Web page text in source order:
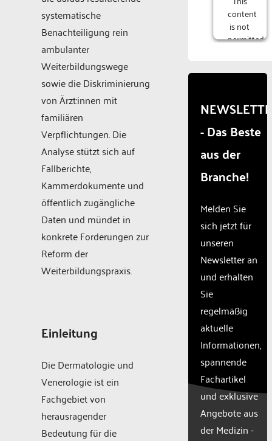
systematische
Benachteiligung rein
ambulanter
Weiterbildungswege
sowie die Diskriminierung
von Ärzt:innen mit
familiären
Verpflichtungen. Die
Analyse stützt sich auf
Fallberichte,
Kammerdokumente und
öffentlich zugängliche
Daten und mündet in
konkrete Forderungen zur
Reform der
Weiterbildungspraxis.
Einleitung
Die Dermatologie und
Venerologie ist ein
Fachgebiet von
herausragender
Bedeutung für die
content
is not
permitted
due to
that
are
not
disclosed
to the
The
owner
needs
to
setup
the
site
with
CMP
to add
content
to the
list of
used.
Powered
- Das Beste
aus der
Branche!
Melden Sie
sich jetzt für
unseren
Newsletter an
und erhalten
Sie
regelmäßig
aktuelle
Informationen,
spannende
Fachartikel
und exklusive
Angebote aus
der Medizin -